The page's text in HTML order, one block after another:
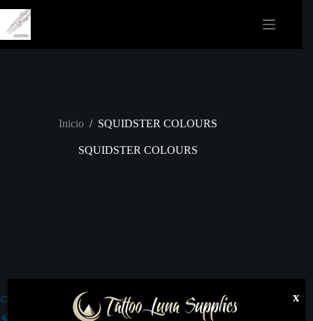
contenido
Inicio / SQUIDSTER COLOURS
SQUIDSTER COLOURS
x